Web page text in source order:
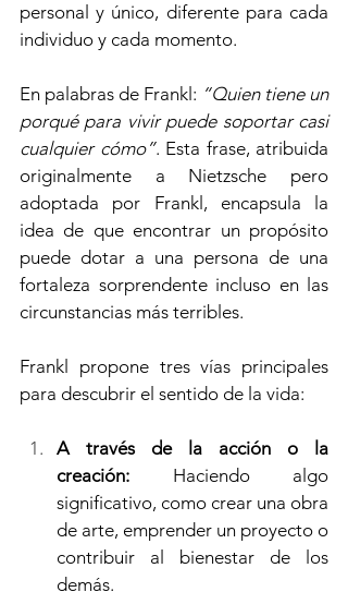
personal y único, diferente para cada
individuo y cada momento.
En palabras de Frankl: “Quien tiene un
porqué para vivir puede soportar casi
cualquier cómo”. Esta frase, atribuida
originalmente a Nietzsche pero
adoptada por Frankl, encapsula la
idea de que encontrar un propósito
puede dotar a una persona de una
fortaleza sorprendente incluso en las
circunstancias más terribles.
Frankl propone tres vías principales
para descubrir el sentido de la vida:
A través de la acción o la
creación: Haciendo algo
significativo, como crear una obra
de arte, emprender un proyecto o
contribuir al bienestar de los
demás.